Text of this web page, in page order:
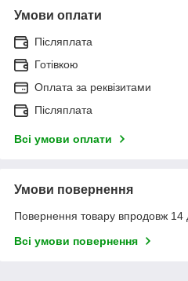
Умови оплати
Післяплата
Готівкою
Оплата за реквізитами
Післяплата
Всі умови оплати
Умови повернення
Повернення товару впродовж 14
Всі умови повернення